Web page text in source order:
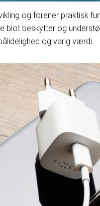
og forener praktisk
blot beskytter og
og varig værdi.